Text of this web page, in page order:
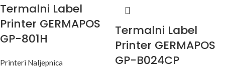
Termalni Label
Printer GERMAPOS
GP-801H
Printeri Naljepnica
Termalni Label
Printer GERMAPOS
GP-B024CP